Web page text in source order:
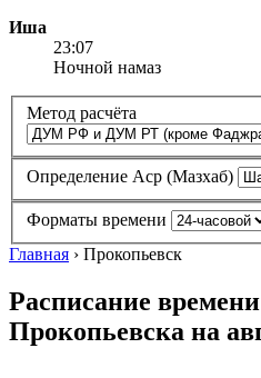
Иша
23:07
Ночной намаз
Метод расчёта
Определение Аср (Мазхаб)
Форматы времени
Главная › Прокопьевск
Расписание
Прокопьевска на